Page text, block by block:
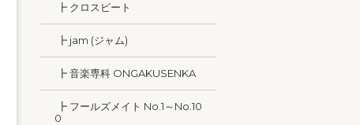
┣ クロスビート
┣ jam (ジャム)
┣ 音楽専科 ONGAKUSENKA
┣ フールズメイト No.1～No.10
0